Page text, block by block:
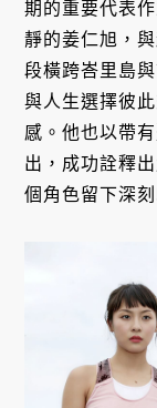
期的重要代表
靜的姜仁旭，
段橫跨峇里島
與人生選擇彼
感。他也以帶
出，成功詮釋
個角色留下深刻